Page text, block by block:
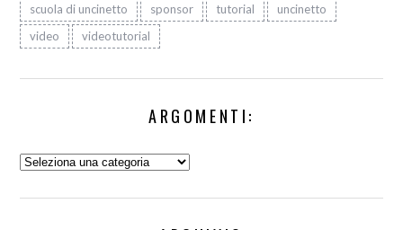
scuola di uncinetto
sponsor tutorial
uncinetto
video
videotutorial
ARGOMENTI:
Argomenti: